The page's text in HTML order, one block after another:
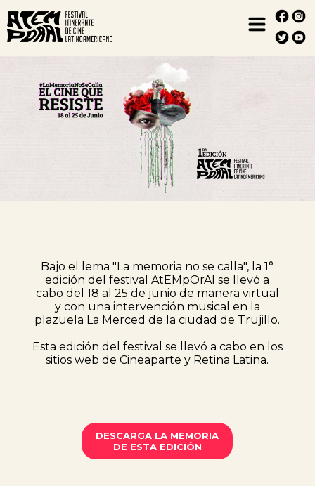
Bajo el lema "La memoria no se calla", la 1°
edición del festival AtEMpOrAl se llevó a
cabo del 18 al 25 de junio de manera virtual
y con una intervención musical en la
plazuela La Merced de la ciudad de Trujillo.
Esta edición del festival se llevó a cabo en los
sitios web deCineaparte y Retina Latina.
DESCARGA LA MEMORIA
DE ESTA EDICIÓN